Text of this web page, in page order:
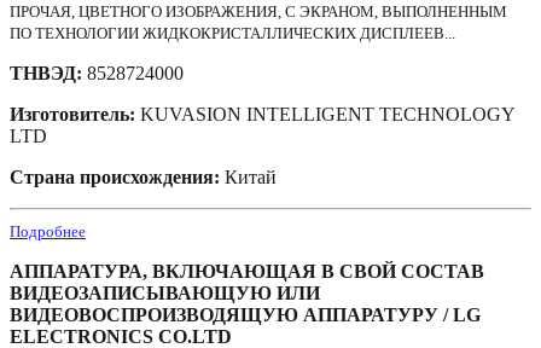
ПРОЧАЯ, ЦВЕТНОГО ИЗОБРАЖЕНИЯ, С ЭКРАНОМ, ВЫПОЛНЕННЫМ
ПО ТЕХНОЛОГИИ ЖИДКОКРИСТАЛЛИЧЕСКИХ ДИСПЛЕЕВ...
ТНВЭД: 8528724000
Изготовитель: KUVASION INTELLIGENT TECHNOLOGY
LTD
Страна происхождения: Китай
Подробнее
АППАРАТУРА, ВКЛЮЧАЮЩАЯ В СВОЙ СОСТАВ
ВИДЕОЗАПИСЫВАЮЩУЮ ИЛИ
ВИДЕОВОСПРОИЗВОДЯЩУЮ АППАРАТУРУ / LG
ELECTRONICS CO.LTD